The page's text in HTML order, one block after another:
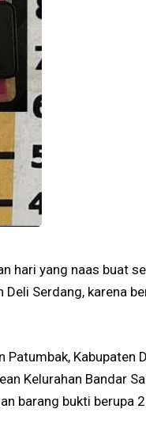
hari yang naas buat
Serdang, karena
Kabupaten
Kelurahan Bandar
barang bukti berupa